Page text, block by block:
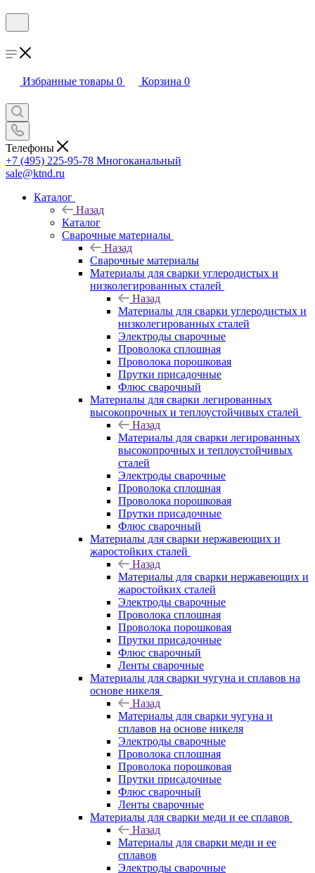
Избранные товары 0 Корзина 0
Телефоны
+7 (495) 225-95-78 Многоканальный
sale@ktnd.ru
Каталог
Назад
Каталог
Сварочные материалы
Назад
Сварочные материалы
Материалы для сварки углеродистых и
низколегированных сталей
Назад
Материалы для сварки углеродистых и
низколегированных сталей
Электроды сварочные
Проволока сплошная
Проволока порошковая
Прутки присадочные
Флюс сварочный
Материалы для сварки легированных
высокопрочных и теплоустойчивых сталей
Назад
Материалы для сварки легированных
высокопрочных и теплоустойчивых
сталей
Электроды сварочные
Проволока сплошная
Проволока порошковая
Прутки присадочные
Флюс сварочный
Материалы для сварки нержавеющих и
жаростойких сталей
Назад
Материалы для сварки нержавеющих и
жаростойких сталей
Электроды сварочные
Проволока сплошная
Проволока порошковая
Прутки присадочные
Флюс сварочный
Ленты сварочные
Материалы для сварки чугуна и сплавов на
основе никеля
Назад
Материалы для сварки чугуна и
сплавов на основе никеля
Электроды сварочные
Проволока сплошная
Проволока порошковая
Прутки присадочные
Флюс сварочный
Ленты сварочные
Материалы для сварки меди и ее сплавов
Назад
Материалы для сварки меди и ее
сплавов
Электроды сварочные